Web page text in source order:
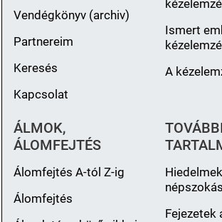
Vendégkönyv (archiv)
Partnereim
Keresés
Kapcsolat
Ismert
A
ÁLMOK,
ÁLOMFEJTÉS
Álomfejtés A-tól Z-ig
Álomfejtés
TOVÁBBI
Fejezetek